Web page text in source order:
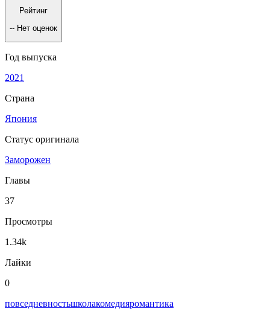
Рейтинг
-- Нет оценок
Год выпуска
2021
Страна
Япония
Статус оригинала
Заморожен
Главы
37
Просмотры
1.34k
Лайки
0
повседневностьшколакомедияромантика